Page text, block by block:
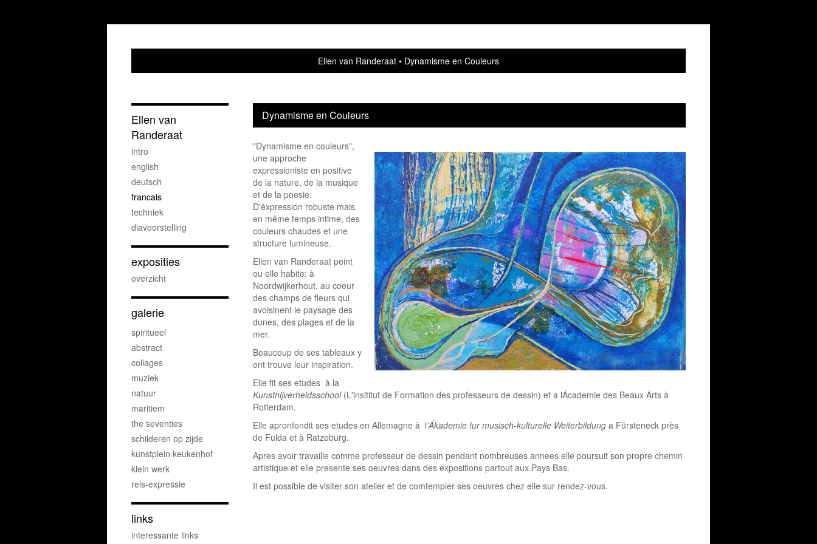
Ellen van Randeraat Dynamisme en Couleurs
Dynamisme en Couleurs
"Dynamisme en couleurs",
une approche
expressioniste en positive
de la nature, de la musique
et de la poesie.
D'éxpression robuste mais
en même temps intime, des
couleurs chaudes et une
structure lumineuse.
Ellen van Randeraat peint
ou elle habite: à
Noordwijkerhout, au coeur
des champs de fleurs qui
avoisinent le paysage des
dunes, des plages et de la
mer.
Beaucoup de ses tableaux y
ont trouve leur inspiration.
Elle fit ses etudes à la
Kunstnijverheidsschool (L'insititut de Formation des professeurs de dessin) et a lÁcademie des Beaux Arts à
Rotterdam.
Elle apronfondit ses etudes en Allemagne à l'Ákademie fur musisch-kulturelle Weiterbildung a Fürsteneck près
de Fulda et à Ratzeburg.
Apres avoir travaille comme professeur de dessin pendant nombreuses annees elle poursuit son propre chemin
artistique et elle presente ses oeuvres dans des expositions partout aux Pays Bas.
Il est possible de visiter son atelier et de comtempler ses oeuvres chez elle sur rendez-vous.
Ellen van
Randeraat
intro
english
deutsch
francais
techniek
diavoorstelling
exposities
overzicht
galerie
spiritueel
abstract
collages
muziek
natuur
maritiem
the seventies
schilderen op zijde
kunstplein keukenhof
klein werk
reis-expressie
links
interessante links